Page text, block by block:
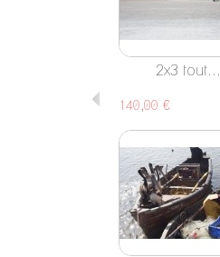
2x3 tout...
140,00 €